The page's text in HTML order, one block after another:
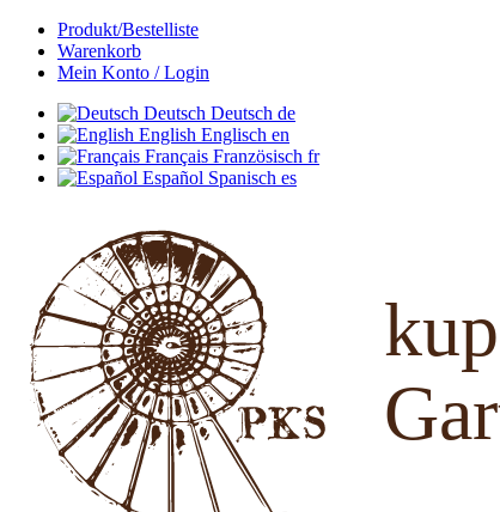
Produkt/Bestelliste
Warenkorb
Mein Konto / Login
Deutsch Deutsch de
English Englisch en
Français Französisch fr
Español Spanisch es